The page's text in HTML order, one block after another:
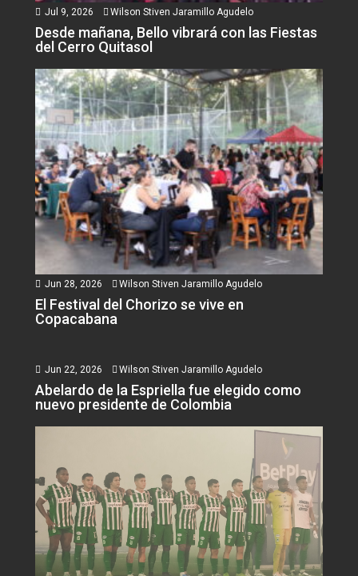
Jul 9, 2026 Wilson Stiven Jaramillo Agudelo
Desde mañana, Bello vibrará con las Fiestas
del Cerro Quitasol
Jun 28, 2026 Wilson Stiven Jaramillo Agudelo
El Festival del Chorizo se vive en
Copacabana
Jun 22, 2026 Wilson Stiven Jaramillo Agudelo
Abelardo de la Espriella fue elegido como
nuevo presidente de Colombia